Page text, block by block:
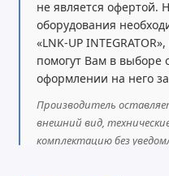
– PoE-инжектор.
не является офертой.
оборудования
«LNK-UP
помогут Вам в выборе
оформлении на него
Производитель
внешний вид,
комплектацию без